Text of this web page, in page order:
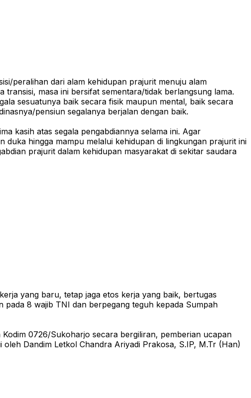
peralihan dari alam kehidupan prajurit menuju alam
masa ini bersifat sementara/tidak berlangsung lama.
sesuatunya baik secara fisik maupun mental, baik secara
pensiun segalanya berjalan dengan baik.
kasih atas segala pengabdiannya selama ini. Agar
duka hingga mampu melalui kehidupan di lingkungan prajurit ini
prajurit dalam kehidupan masyarakat di sekitar saudara
yang baru, tetap jaga etos kerja yang baik, bertugas
8 wajib TNI dan berpegang teguh kepada Sumpah
0726/Sukoharjo secara bergiliran, pemberian ucapan
Dandim Letkol Chandra Ariyadi Prakosa, S.IP, M.Tr (Han)